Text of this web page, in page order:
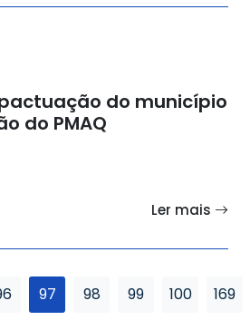
do município
do PMAQ
Ler mais
97 98 99 100 169